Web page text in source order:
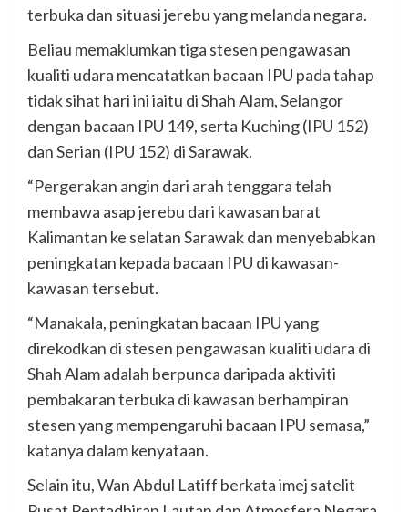
terbuka dan situasi jerebu yang melanda negara.
Beliau memaklumkan tiga stesen pengawasan
kualiti udara mencatatkan bacaan IPU pada tahap
tidak sihat hari ini iaitu di Shah Alam, Selangor
dengan bacaan IPU 149, serta Kuching (IPU 152)
dan Serian (IPU 152) di Sarawak.
“Pergerakan angin dari arah tenggara telah
membawa asap jerebu dari kawasan barat
Kalimantan ke selatan Sarawak dan menyebabkan
peningkatan kepada bacaan IPU di kawasan-
kawasan tersebut.
“Manakala, peningkatan bacaan IPU yang
direkodkan di stesen pengawasan kualiti udara di
Shah Alam adalah berpunca daripada aktiviti
pembakaran terbuka di kawasan berhampiran
stesen yang mempengaruhi bacaan IPU semasa,”
katanya dalam kenyataan.
Selain itu, Wan Abdul Latiff berkata imej satelit